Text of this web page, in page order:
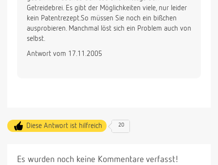
Getreidebrei. Es gibt der Möglichkeiten viele, nur leider
kein Patentrezept.So müssen Sie noch ein bißchen
ausprobieren. Manchmal löst sich ein Problem auch von
selbst.
Antwort vom 17.11.2005
Diese Antwort ist hilfreich 20
Es wurden noch keine Kommentare verfasst!